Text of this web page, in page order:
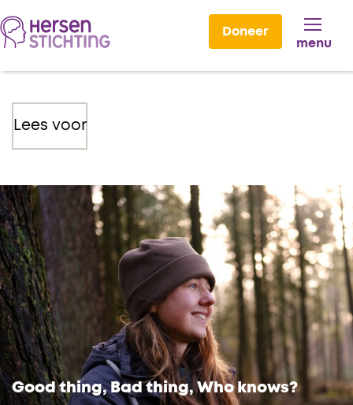
Doneer
menu
Lees voor
Good thing, Bad thing, Who knows?